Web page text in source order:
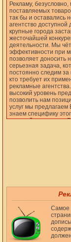
Рекламу,
поставляемых
так бы и оставались
агентство
крупные города
жесточайшей
деятельности. Мы
эффективности при
позволяет доносить
серьезная задача,
постоянно следим
кто требует их
рекламные
высокий уровень
позволить нам
услуг мы предлагаем
знаем специфику
целевой аудитории.
достаточно
всего мы –
собой создание,
отвечаем за
максимальным
вершит нашу
нет никаких
подачу для
новые площадки для
нашему отношению
добавить больше
Самое